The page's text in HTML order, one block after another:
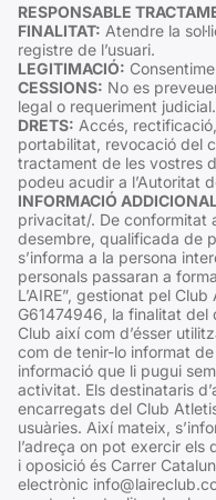
RESPONSABLE
FINALITAT: Atendre la
registre de l’usuari.
LEGITIMACIÓ:
CESSIONS: No es
legal o requeriment judicial.
DRETS: Accés,
portabilitat, revocació del
tractament de les vostres
podeu acudir a l’Autoritat
INFORMACIÓ
privacitat/. De conformitat
desembre, qualificada de
s’informa a la persona
personals passaran a
L’AIRE”, gestionat pel
G61474946, la finalitat del
Club així com d’ésser
com de tenir-lo informat
informació que li pugui
activitat. Els destinataris
encarregats del Club
usuàries. Així mateix,
l’adreça on pot exercir els
i oposició és Carrer
electrònic